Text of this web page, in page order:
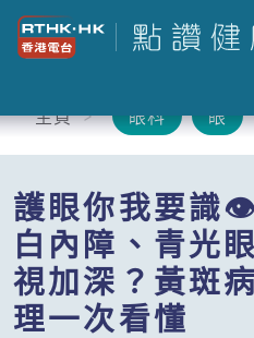
主頁 眼科 眼
護眼你我要識
白內障、青光
視加深？黃斑
理一次看懂